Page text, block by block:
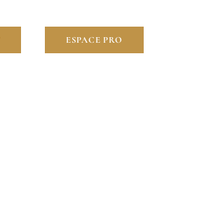
ESPACE PRO